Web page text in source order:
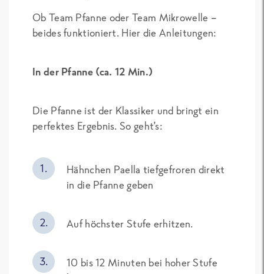
Ob Team Pfanne oder Team Mikrowelle –
beides funktioniert. Hier die Anleitungen:
In der Pfanne (ca. 12 Min.)
Die Pfanne ist der Klassiker und bringt ein
perfektes Ergebnis. So geht’s:
Hähnchen Paella tiefgefroren direkt
in die Pfanne geben
Auf höchster Stufe erhitzen.
10 bis 12 Minuten bei hoher Stufe